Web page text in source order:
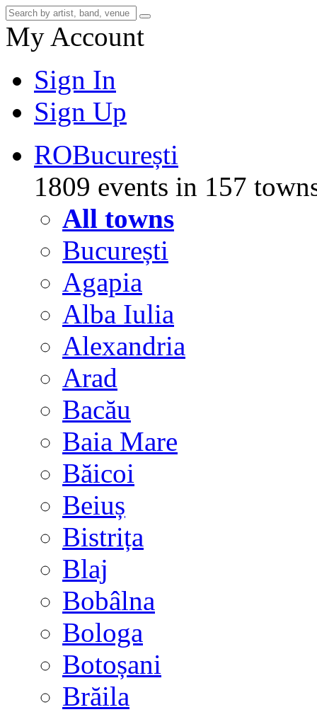
My Account
Sign In
Sign Up
ROBucurești
1809 events in 157
All towns
București
Agapia
Alba Iulia
Alexandria
Arad
Bacău
Baia Mare
Băicoi
Beiuș
Bistrița
Blaj
Bobâlna
Bologa
Botoșani
Brăila